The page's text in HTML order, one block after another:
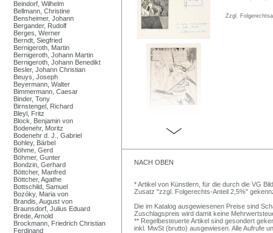
Beindorf, Wilhelm
Bellmann, Christine
Bensheimer, Johann
Bergander, Rudolf
Berges, Werner
Berndt, Siegfried
Bernigeroth, Martin
Bernigeroth, Johann Martin
Bernigeroth, Johann Benedikt
Besler, Johann Christian
Beuys, Joseph
Beyermann, Walter
Bimmermann, Caesar
Binder, Tony
Birnstengel, Richard
Bleyl, Fritz
Block, Benjamin von
Bodenehr, Moritz
Bodenehr d. J., Gabriel
Bohley, Bärbel
Böhme, Gerd
Böhmer, Gunter
Bondzin, Gerhard
Böttcher, Manfred
Böttcher, Agathe
Bottschild, Samuel
Bozóky, Maria von
Brandis, August von
Braunsdorf, Julius Eduard
Brede, Arnold
Brockmann, Friedrich Christian
Ferdinand
Zzgl.
NACH OBEN
* Artikel von Künstlern, für die durch die VG
Zusatz "zzgl. Folgerechts-Anteil 2,5%"
Die im Katalog ausgewiesenen Preise sind
Zuschlagspreis wird damit keine
** Regelbesteuerte Artikel sind gesondert
inkl. MwSt (brutto) ausgewiesen. Alle Aufrufe